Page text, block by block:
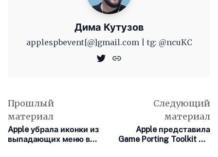
Дима Кутузов
applespbevent[@]gmail.com | tg: @ncuKC
Прошлый
материал
Apple убрала иконки из
выпадающих меню в
Следующий
материал
Apple представила
Game Porting Toolkit 4 с